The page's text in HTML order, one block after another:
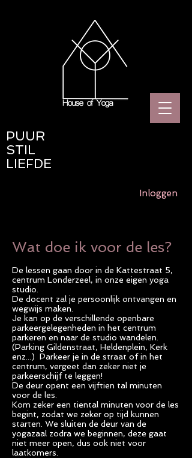
Inloggen
PUUR
STIL
LIEFDE
Wat doe ik voor de les?
De lessen gaan door in de Kattestraat 5,
centrum Londerzeel, in onze eigen yoga
studio.
De docent zal je persoonlijk ontvangen en
wegwijs maken.
Je kan op de verschillende openbare
parkeergelegenheden in het centrum
parkeren en naar de studio wandelen.
(Parking Gildenstraat, Heldenplein, Kerk
enz...) Parkeer je in de straat of in het
centrum, vergeet dan zeker niet je
parkeerschijf te leggen!
De deur opent een vijftien tal minuten
voor de les.
Kom zeker een tiental minuten voor de les
begint, zodat we zeker op tijd kunnen
starten. We sluiten de deur van de
yogazaal zodra we beginnen, deze gaat
niet meer open, dus ook niet voor
laatkomers.